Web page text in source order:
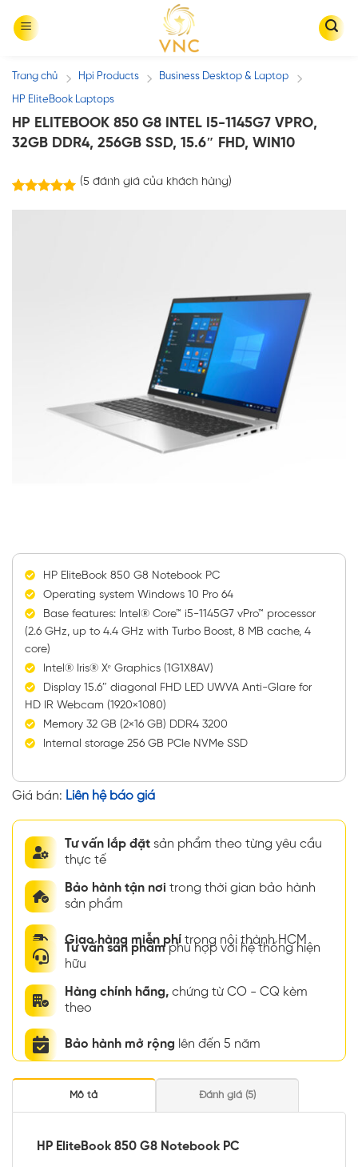
Trang chủ / Hpi Products / Business Desktop & Laptop /
HP EliteBook Laptops
HP ELITEBOOK 850 G8 INTEL I5-1145G7 VPRO,
32GB DDR4, 256GB SSD, 15.6″ FHD, WIN10
(5 đánh giá của khách hàng)
HP EliteBook 850 G8 Notebook PC
Operating system Windows 10 Pro 64
Base features: Intel® Core™ i5-1145G7 vPro™ processor
(2.6 GHz, up to 4.4 GHz with Turbo Boost, 8 MB cache, 4
core)
Intel® Iris® Xᵉ Graphics (1G1X8AV)
Display 15.6″ diagonal FHD LED UWVA Anti-Glare for
HD IR Webcam (1920×1080)
Memory 32 GB (2×16 GB) DDR4 3200
Internal storage 256 GB PCIe NVMe SSD
Giá bán: Liên hệ báo giá
Tư vấn lắp đặt sản phẩm theo từng yêu cầu
thực tế
Bảo hành tận nơi trong thời gian bảo hành
sản phẩm
Giao hàng miễn phí trong nội thành HCM
Tư vấn sản phẩmphù hợp với hệ thống hiện
hữu
Hàng chính hãng, chứng từ CO - CQ kèm
theo
Bảo hành mở rộng lên đến 5 năm
Mô tả Đánh giá (5)
HP EliteBook 850 G8 Notebook PC